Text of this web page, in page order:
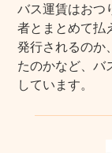
バス運賃はおつ
者とまとめて払
発行されるのか
たのかなど、バ
しています。